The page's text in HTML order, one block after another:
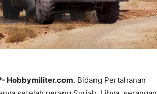
Hobbymiliter.com. Bidang Pertahanan